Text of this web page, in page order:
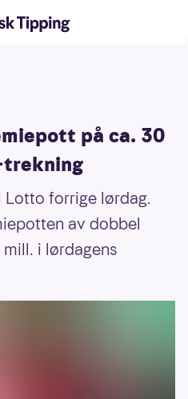
på ca. 30
Lotto forrige lørdag.
av dobbel
i lørdagens